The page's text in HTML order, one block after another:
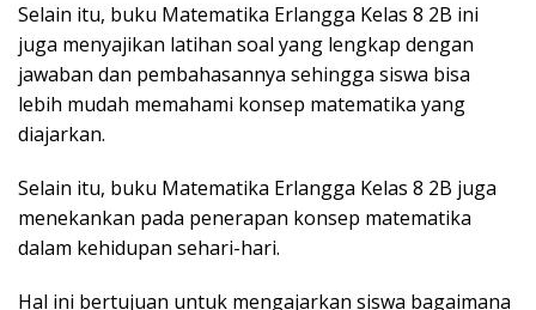
Selain itu, buku Matematika Erlangga Kelas 8 2B ini
juga menyajikan latihan soal yang lengkap dengan
jawaban dan pembahasannya sehingga siswa bisa
lebih mudah memahami konsep matematika yang
diajarkan.
Selain itu, buku Matematika Erlangga Kelas 8 2B juga
menekankan pada penerapan konsep matematika
dalam kehidupan sehari-hari.
Hal ini bertujuan untuk mengajarkan siswa bagaimana